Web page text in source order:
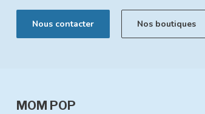
Nous contacter Nos boutiques
MOM POP